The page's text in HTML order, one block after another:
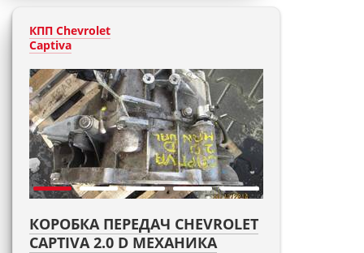
КПП Chevrolet
Captiva
КОРОБКА ПЕРЕДАЧ CHEVROLET
CAPTIVA 2.0 D МЕХАНИКА